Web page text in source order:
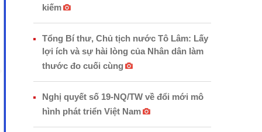
kiếm
Tổng Bí thư, Chủ tịch nước Tô Lâm: Lấy
lợi ích và sự hài lòng của Nhân dân làm
thước đo cuối cùng
Nghị quyết số 19-NQ/TW về đổi mới mô
hình phát triển Việt Nam